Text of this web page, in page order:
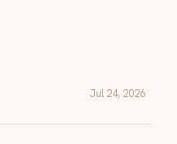
Jul 24, 2026